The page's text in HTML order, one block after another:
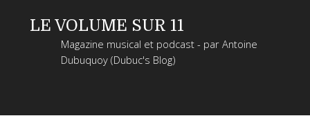
LE VOLUME SUR 11
Magazine musical et podcast - par Antoine
Dubuquoy (Dubuc's Blog)